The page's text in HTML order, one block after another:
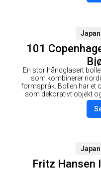
101
En stor håndglasert
som kombinerer
formspråk. Bollen har et
som dekorativt objekt
Fritz Hansen